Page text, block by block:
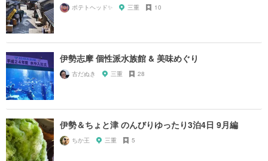
ポテトヘッド✨ 三重 10
伊勢志摩 個性派水族館 & 美味めぐり
古だぬき 三重 28
伊勢＆ちょと津 のんびりゆったり3泊4日 9月編
ちか王 三重 5